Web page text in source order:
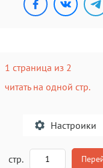
1 страница из 2
читать на одной стр.
Настроики
стр.